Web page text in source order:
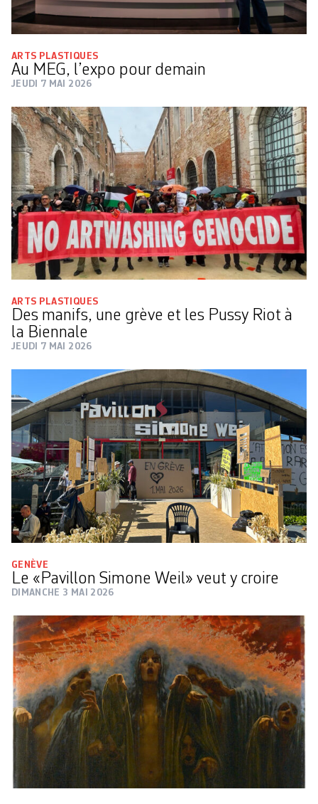
ARTS PLASTIQUES
Au MEG, l’expo pour ­demain
JEUDI 7 MAI 2026
ARTS PLASTIQUES
Des manifs, une grève et les Pussy Riot à
la Biennale
JEUDI 7 MAI 2026
GENÈVE
Le «Pavillon Simone Weil» veut y croire
DIMANCHE 3 MAI 2026